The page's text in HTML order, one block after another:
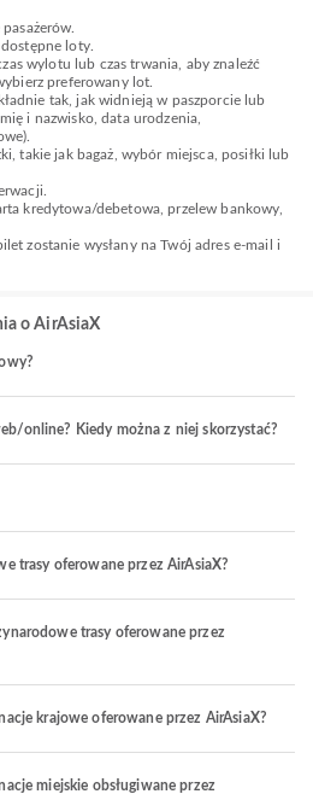
loty.
wylotu lub czas trwania, aby znaleźć
preferowany lot.
tak, jak widnieją w paszporcie lub
i nazwisko, data urodzenia,
takie jak bagaż, wybór miejsca, posiłki lub
kredytowa/debetowa, przelew bankowy,
zostanie wysłany na Twój adres e-mail i
o AirAsiaX
online? Kiedy można z niej skorzystać?
trasy oferowane przez AirAsiaX?
trasy oferowane przez
krajowe oferowane przez AirAsiaX?
miejskie obsługiwane przez